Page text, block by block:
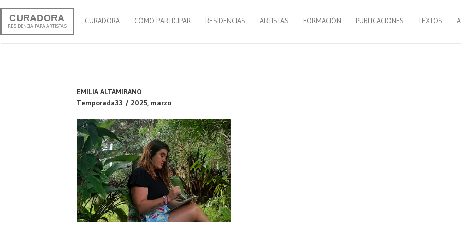
CURADORA
RESIDENCIA PARA ARTISTAS
CURADORA CÓMO PARTICIPAR RESIDENCIAS ARTISTAS FORMACIÓN PUBLICACIONES TEXTOS
EMILIA ALTAMIRANO
Temporada33 / 2025, marzo